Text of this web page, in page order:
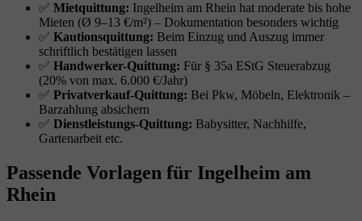
✅ Mietquittung: Ingelheim am Rhein hat moderate bis hohe
Mieten (Ø 9–13 €/m²) – Dokumentation besonders wichtig
✅ Kautionsquittung: Beim Einzug und Auszug immer
schriftlich bestätigen lassen
✅ Handwerker-Quittung: Für § 35a EStG Steuerabzug
(20% von max. 6.000 €/Jahr)
✅ Privatverkauf-Quittung: Bei Pkw, Möbeln, Elektronik –
Barzahlung absichern
✅ Dienstleistungs-Quittung: Babysitter, Nachhilfe,
Gartenarbeit etc.
Passende Vorlagen für Ingelheim am
Rhein